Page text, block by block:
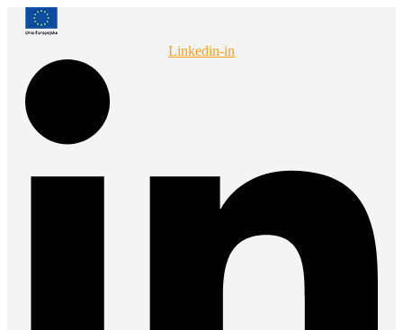
Przejdź
Linkedin-in